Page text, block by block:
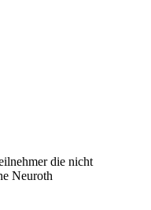
die nicht
Neuroth